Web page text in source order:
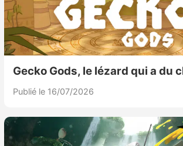
Gecko Gods, le lézard qui a du
Publié le 16/07/2026